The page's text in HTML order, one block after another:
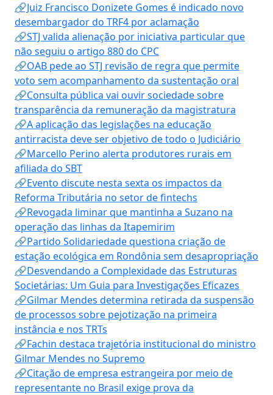
🔗Juiz Francisco Donizete Gomes é indicado novo
desembargador do TRF4 por aclamação
🔗STJ valida alienação por iniciativa particular que
não seguiu o artigo 880 do CPC
🔗OAB pede ao STJ revisão de regra que permite
voto sem acompanhamento da sustentação oral
🔗Consulta pública vai ouvir sociedade sobre
transparência da remuneração da magistratura
🔗A aplicação das legislações na educação
antirracista deve ser objetivo de todo o Judiciário
🔗Marcello Perino alerta produtores rurais em
afiliada do SBT
🔗Evento discute nesta sexta os impactos da
Reforma Tributária no setor de fintechs
🔗Revogada liminar que mantinha a Suzano na
operação das linhas da Itapemirim
🔗Partido Solidariedade questiona criação de
estação ecológica em Rondônia sem desapropriação
🔗Desvendando a Complexidade das Estruturas
Societárias: Um Guia para Investigações Eficazes
🔗Gilmar Mendes determina retirada da suspensão
de processos sobre pejotização na primeira
instância e nos TRTs
🔗Fachin destaca trajetória institucional do ministro
Gilmar Mendes no Supremo
🔗Citação de empresa estrangeira por meio de
representante no Brasil exige prova da